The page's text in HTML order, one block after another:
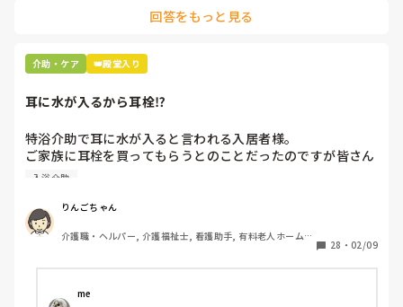
ど、今の施設は、自分のやりやすいやり方でいいよと、言わ
私は、老健の頃から、私は、この世界に入る前から、膝に持
病があり、いかに自分が、やりやすいやり方を見つけてきま
した。膝を入れてはいけないけど、膝を入れて仕舞えばやり
やすい。あとはベッドをギャッチにする事です。
同じ、施設でも、人間関係、協力制の違いに正直驚きです。
異動して、幸せです。
回答をもっと見る
介助・ケア 👑殿堂入り
耳に水が入るから耳栓⁉︎
特浴介助で耳に水が入ると言われる入居者様。
ご家族に耳栓を買ってもらうとのことだったのですが皆さん
どう思われますか？
思ったのですがパートなためあまり強く言えず…
また洗髪後どうやら耳を拭いてない様子。あとから耳を拭い
て欲しいと言われて拭くととても汚いのですが、耳栓よりも
耳栓の管理も大変だと思いますし（衛生的に消毒なども必要
かと）、皆さんどう思われますか？
入浴介助
りんごちゃん
介護職・ヘルパー, 介護福祉士, 看護助手, 有料老人ホーム,
28 ・ 02/09
me